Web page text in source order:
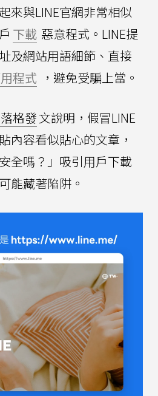
來與LINE官網非常相似
下載 惡意程式。LINE提
及網站用語細節、直接
程式 ，避免受騙上當。
格發文說明，假冒LINE
內容看似貼心的文章，
全嗎？」吸引用戶下載
能藏著陷阱。